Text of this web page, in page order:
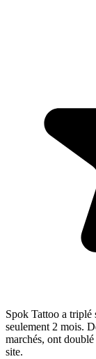
Spok Tattoo a triplé
seulement 2 mois.
marchés, ont
site.